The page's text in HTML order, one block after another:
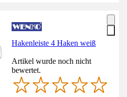
Hakenleiste 4 Haken weiß
Artikel wurde noch nicht
bewertet.